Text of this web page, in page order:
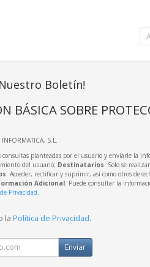
Boletín!
BÁSICA SOBRE
S.L.
consultas planteadas por el usuario y enviarle la
del usuario; Destinatarios: Solo se
: Acceder, rectificar y suprimir, así como otros
Adicional: Puede consultar la
Privacidad
la Política de Privacidad.
Enviar